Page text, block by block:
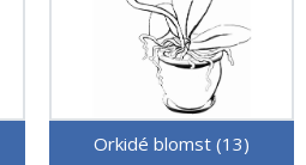
Orkidé blomst (13)